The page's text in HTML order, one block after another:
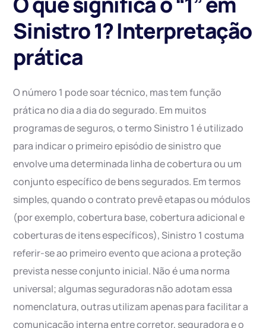
Sinistro 1? Interpretação
prática
O número 1 pode soar técnico, mas tem função
prática no dia a dia do segurado. Em muitos
programas de seguros, o termo Sinistro 1 é utilizado
para indicar o primeiro episódio de sinistro que
envolve uma determinada linha de cobertura ou um
conjunto específico de bens segurados. Em termos
simples, quando o contrato prevê etapas ou módulos
(por exemplo, cobertura base, cobertura adicional e
coberturas de itens específicos), Sinistro 1 costuma
referir-se ao primeiro evento que aciona a proteção
prevista nesse conjunto inicial. Não é uma norma
universal; algumas seguradoras não adotam essa
nomenclatura, outras utilizam apenas para facilitar a
comunicação interna entre corretor, seguradora e o